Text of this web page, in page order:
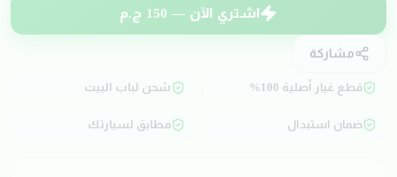
اشتري الآن — 150 ج.م
مشاركة
قطع غيار أصلية 100% شحن لباب البيت
ضمان استبدال مطابق لسيارتك